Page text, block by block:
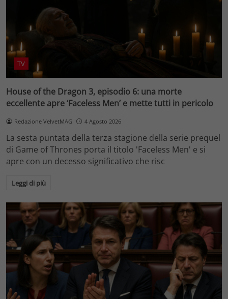
TV
House of the Dragon 3, episodio 6: una morte
eccellente apre ‘Faceless Men’ e mette tutti in pericolo
Redazione VelvetMAG 4 Agosto 2026
La sesta puntata della terza stagione della serie prequel
di Game of Thrones porta il titolo 'Faceless Men' e si
apre con un decesso significativo che risc
Leggi di più